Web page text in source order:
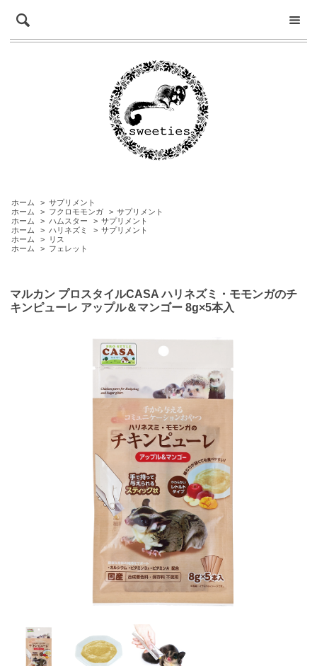
ホーム > サプリメント
ホーム
> フクロモモンガ > サプリメント
ホーム
> ハムスター > サプリメント
ホーム
> ハリネズミ > サプリメント
ホーム
>
リス
ホーム
> フェレット
マルカン プロスタイルCASA ハリネズミ・モモンガのチ
キンピューレ アップル＆マンゴー 8g×5本入